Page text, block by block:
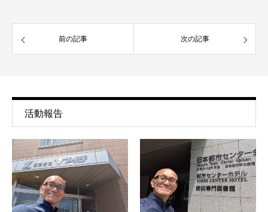
前の記事 次の記事
活動報告